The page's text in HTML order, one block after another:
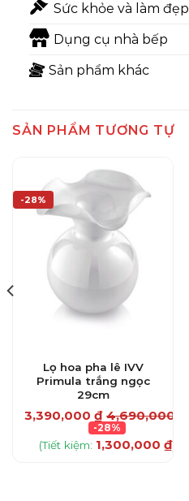
Sức khỏe và làm đẹp
Dụng cụ nhà bếp
Sản phẩm khác
SẢN PHẨM TƯƠNG TỰ
-28%
Lọ hoa pha lê IVV
Primula trắng ngọc
29cm
3,390,000 ₫ 4,690,000
-28%
(Tiết kiệm: 1,300,000₫)